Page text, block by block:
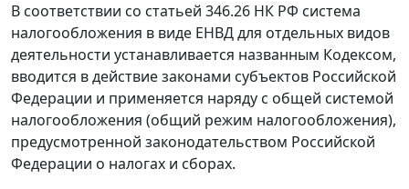
В соответствии со статьей 346.26 НК РФ система
налогообложения в виде ЕНВД для отдельных видов
деятельности устанавливается названным Кодексом,
вводится в действие законами субъектов Российской
Федерации и применяется наряду с общей системой
налогообложения (общий режим налогообложения),
предусмотренной законодательством Российской
Федерации о налогах и сборах.